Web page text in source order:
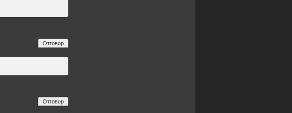
Отговор
Отговор